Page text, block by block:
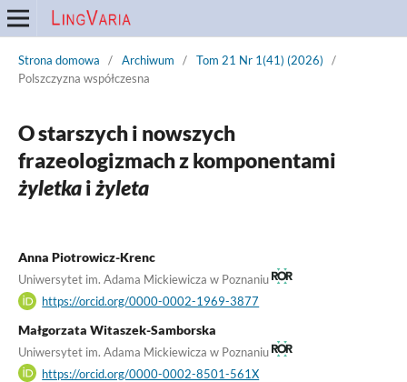
Strona domowa / Archiwum / Tom 21 Nr 1(41) (2026)
/
Polszczyzna współczesna
O starszych i nowszych
frazeologizmach z komponentami
żyletkaiżyleta
Anna Piotrowicz-Krenc
Uniwersytet im. Adama Mickiewicza w Poznaniu
https://orcid.org/0000-0002-1969-3877
Małgorzata Witaszek-Samborska
Uniwersytet im. Adama Mickiewicza w Poznaniu
https://orcid.org/0000-0002-8501-561X